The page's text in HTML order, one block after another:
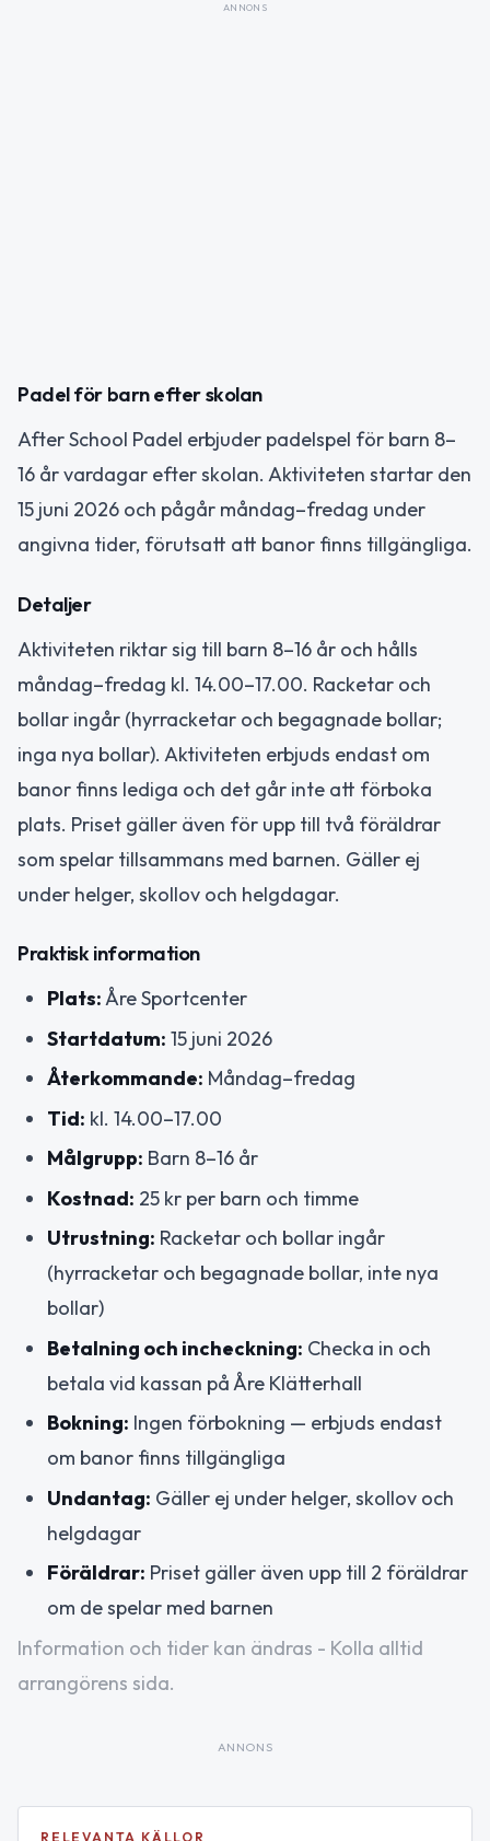
ANNONS
Padel för barn efter skolan
After School Padel erbjuder padelspel för barn 8–
16 år vardagar efter skolan. Aktiviteten startar den
15 juni 2026 och pågår måndag–fredag under
angivna tider, förutsatt att banor finns tillgängliga.
Detaljer
Aktiviteten riktar sig till barn 8–16 år och hålls
måndag–fredag kl. 14.00–17.00. Racketar och
bollar ingår (hyrracketar och begagnade bollar;
inga nya bollar). Aktiviteten erbjuds endast om
banor finns lediga och det går inte att förboka
plats. Priset gäller även för upp till två föräldrar
som spelar tillsammans med barnen. Gäller ej
under helger, skollov och helgdagar.
Praktisk information
Plats:Åre Sportcenter
Startdatum: 15 juni 2026
Återkommande: Måndag–fredag
Tid: kl. 14.00–17.00
Målgrupp: Barn 8–16 år
Kostnad: 25 kr per barn och timme
Utrustning: Racketar och bollar ingår
(hyrracketar och begagnade bollar, inte nya
bollar)
Betalning och incheckning: Checka in och
betala vid kassan på Åre Klätterhall
Bokning: Ingen förbokning — erbjuds endast
om banor finns tillgängliga
Undantag: Gäller ej under helger, skollov och
helgdagar
Föräldrar: Priset gäller även upp till 2 föräldrar
om de spelar med barnen
Information och tider kan ändras - Kolla alltid
arrangörens sida.
ANNONS
RELEVANTA KÄLLOR